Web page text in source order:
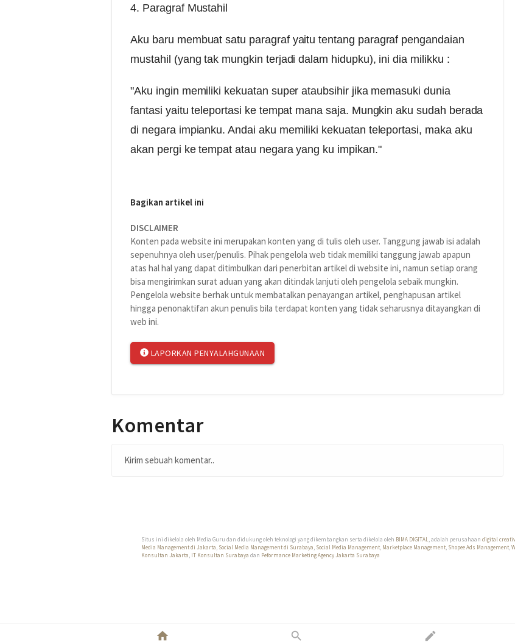
home search edit
4. Paragraf Mustahil
Aku baru membuat satu paragraf yaitu tentang paragraf pengandaian
mustahil (yang tak mungkin terjadi dalam hidupku), ini dia milikku :
"Aku ingin memiliki kekuatan super ataubsihir jika memasuki dunia
fantasi yaitu teleportasi ke tempat mana saja. Mungkin aku sudah berada
di negara impianku. Andai aku memiliki kekuatan teleportasi, maka aku
akan pergi ke tempat atau negara yang ku impikan."
Bagikan artikel ini
DISCLAIMER
Konten pada website ini merupakan konten yang di tulis oleh user. Tanggung jawab isi adalah
sepenuhnya oleh user/penulis. Pihak pengelola web tidak memiliki tanggung jawab apapun
atas hal hal yang dapat ditimbulkan dari penerbitan artikel di website ini, namun setiap orang
bisa mengirimkan surat aduan yang akan ditindak lanjuti oleh pengelola sebaik mungkin.
Pengelola website berhak untuk membatalkan penayangan artikel, penghapusan artikel
hingga penonaktifan akun penulis bila terdapat konten yang tidak seharusnya ditayangkan di
web ini.
LAPORKAN PENYALAHGUNAAN
Komentar
Kirim sebuah komentar..
Situs ini dikelola oleh Media Guru dan didukung oleh teknologi yang dikembangkan serta dikelola oleh BIMA DIGITAL, adalah perusahaan digital
Media Management di Jakarta, Social Media Management di Surabaya, Social Media Management, Marketplace Management, Shopee Ads Management,
Konsultan Jakarta, IT Konsultan Surabaya dan Peformance Marketing Agency Jakarta Surabaya